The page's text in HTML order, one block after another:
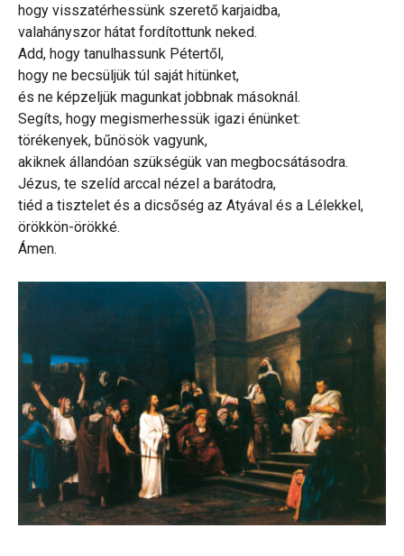
hogy visszatérhessünk szerető karjaidba,
valahányszor hátat fordítottunk neked.
Add, hogy tanulhassunk Pétertől,
hogy ne becsüljük túl saját hitünket,
és ne képzeljük magunkat jobbnak másoknál.
Segíts, hogy megismerhessük igazi énünket:
törékenyek, bűnösök vagyunk,
akiknek állandóan szükségük van megbocsátásodra.
Jézus, te szelíd arccal nézel a barátodra,
tiéd a tisztelet és a dicsőség az Atyával és a Lélekkel,
örökkön-örökké.
Ámen.